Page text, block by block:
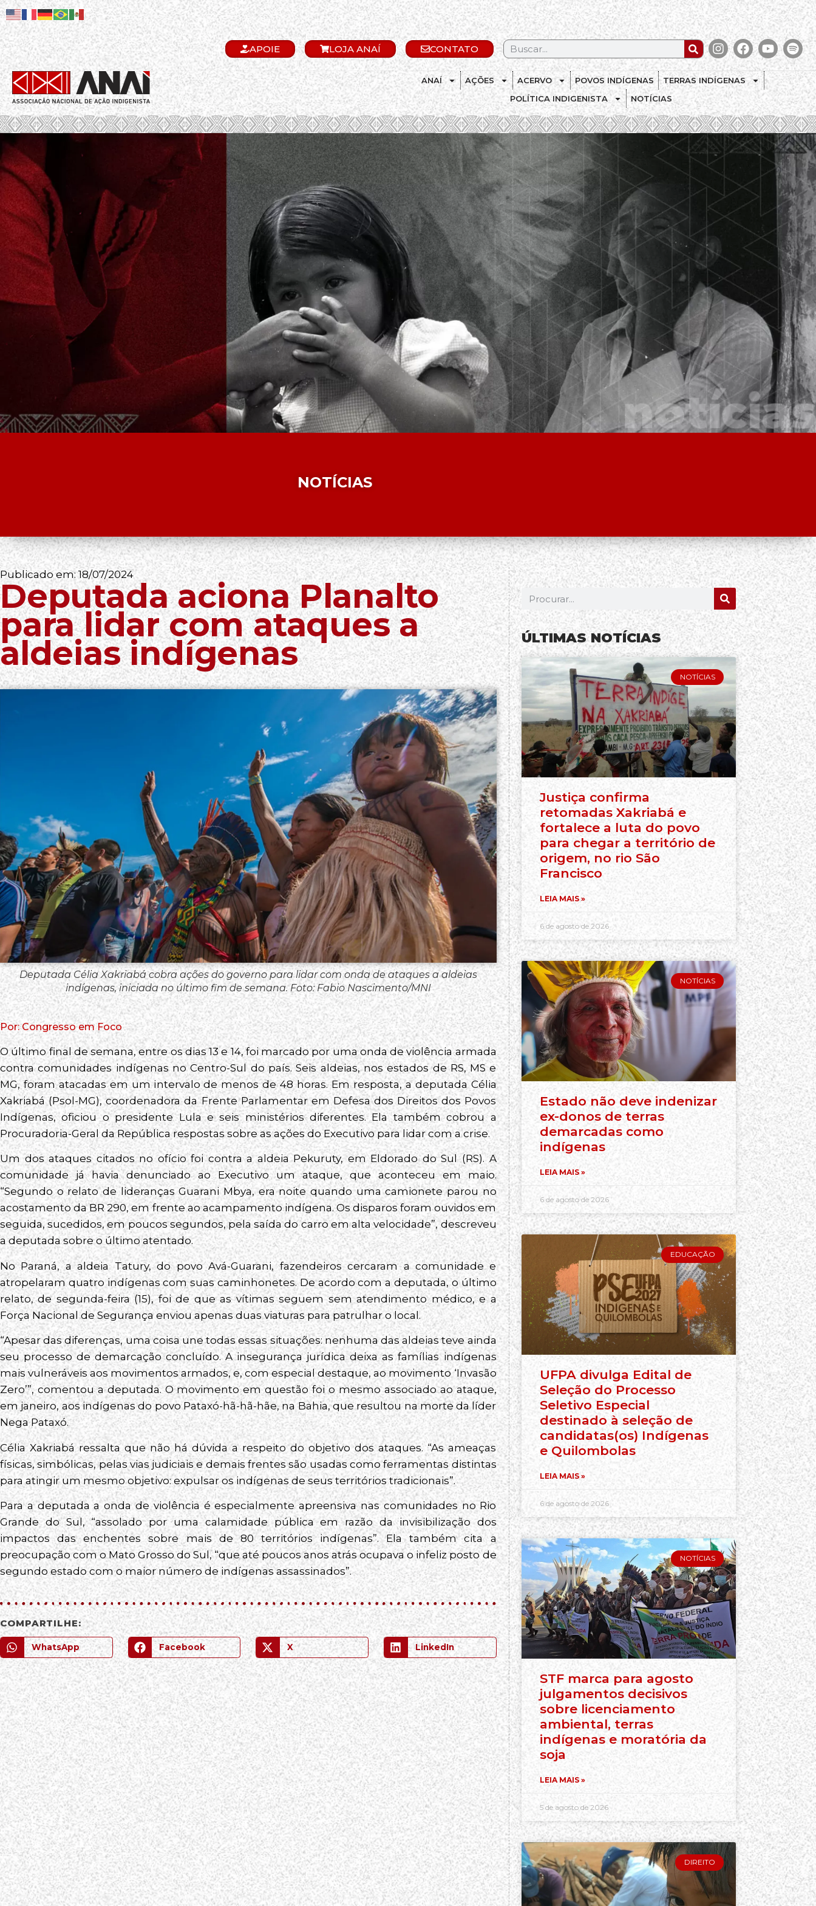
APOIE LOJA ANAÍ CONTATO
ANAÍ AÇÕES ACERVO POVOS INDÍGENAS
TERRAS INDÍGENAS
POLÍTICA INDIGENISTA
NOTÍCIAS
.
NOTÍCIAS
Publicado em:18/07/2024
Deputada aciona Planalto
para lidar com ataques a
aldeias indígenas
Deputada Célia Xakriabá cobra ações do governo para lidar com onda de ataques a aldeias
indígenas, iniciada no último fim de semana. Foto: Fabio Nascimento/MNI
Por: Congresso em Foco
O último final de semana, entre os dias 13 e 14, foi marcado por uma onda de violência armada
contra comunidades indígenas no Centro-Sul do país. Seis aldeias, nos estados de RS, MS e
MG, foram atacadas em um intervalo de menos de 48 horas. Em resposta, a deputada Célia
Xakriabá (Psol-MG), coordenadora da Frente Parlamentar em Defesa dos Direitos dos Povos
Indígenas, oficiou o presidente Lula e seis ministérios diferentes. Ela também cobrou a
Procuradoria-Geral da República respostas sobre as ações do Executivo para lidar com a crise.
Um dos ataques citados no ofício foi contra a aldeia Pekuruty, em Eldorado do Sul (RS). A
comunidade já havia denunciado ao Executivo um ataque, que aconteceu em maio.
“Segundo o relato de lideranças Guarani Mbya, era noite quando uma camionete parou no
acostamento da BR 290, em frente ao acampamento indígena. Os disparos foram ouvidos em
seguida, sucedidos, em poucos segundos, pela saída do carro em alta velocidade”, descreveu
a deputada sobre o último atentado.
No Paraná, a aldeia Tatury, do povo Avá-Guarani, fazendeiros cercaram a comunidade e
atropelaram quatro indígenas com suas caminhonetes. De acordo com a deputada, o último
relato, de segunda-feira (15), foi de que as vítimas seguem sem atendimento médico, e a
Força Nacional de Segurança enviou apenas duas viaturas para patrulhar o local.
“Apesar das diferenças, uma coisa une todas essas situações: nenhuma das aldeias teve ainda
seu processo de demarcação concluído. A insegurança jurídica deixa as famílias indígenas
mais vulneráveis aos movimentos armados, e, com especial destaque, ao movimento ‘Invasão
Zero’”, comentou a deputada. O movimento em questão foi o mesmo associado ao ataque,
em janeiro, aos indígenas do povo Pataxó-hã-hã-hãe, na Bahia, que resultou na morte da líder
Nega Pataxó.
Célia Xakriabá ressalta que não há dúvida a respeito do objetivo dos ataques. “As ameaças
físicas, simbólicas, pelas vias judiciais e demais frentes são usadas como ferramentas distintas
para atingir um mesmo objetivo: expulsar os indígenas de seus territórios tradicionais”.
Para a deputada a onda de violência é especialmente apreensiva nas comunidades no Rio
Grande do Sul, “assolado por uma calamidade pública em razão da invisibilização dos
impactos das enchentes sobre mais de 80 territórios indígenas”. Ela também cita a
preocupação com o Mato Grosso do Sul, “que até poucos anos atrás ocupava o infeliz posto de
segundo estado com o maior número de indígenas assassinados”.
COMPARTILHE:
WhatsApp Facebook X LinkedIn
ÚLTIMAS NOTÍCIAS
NOTÍCIAS
Justiça confirma
retomadas Xakriabá e
fortalece a luta do povo
para chegar a território de
origem, no rio São
Francisco
LEIA MAIS »
6 de agosto de 2026
NOTÍCIAS
Estado não deve indenizar
ex-donos de terras
demarcadas como
indígenas
LEIA MAIS »
6 de agosto de 2026
EDUCAÇÃO
UFPA divulga Edital de
Seleção do Processo
Seletivo Especial
destinado à seleção de
candidatas(os) Indígenas
e Quilombolas
LEIA MAIS »
6 de agosto de 2026
NOTÍCIAS
STF marca para agosto
julgamentos decisivos
sobre licenciamento
ambiental, terras
indígenas e moratória da
soja
LEIA MAIS »
5 de agosto de 2026
DIREITO